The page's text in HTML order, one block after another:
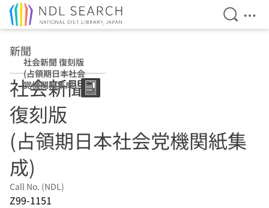
Open
新聞
社会新聞 復刻版
(占領期日本社会
党機関紙集成)
社会新聞
復刻版
(占領期日本社会党機関紙集
成)
Call No. (NDL)
Z99-1151